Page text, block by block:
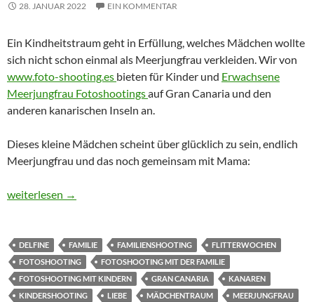
28. JANUAR 2022 EIN KOMMENTAR
Ein Kindheitstraum geht in Erfüllung, welches Mädchen wollte
sich nicht schon einmal als Meerjungfrau verkleiden. Wir von
www.foto-shooting.es bieten für Kinder und Erwachsene
Meerjungfrau Fotoshootingsauf Gran Canaria und den
anderen kanarischen Inseln an.
Dieses kleine Mädchen scheint über glücklich zu sein, endlich
Meerjungfrau und das noch gemeinsam mit Mama:
Meerjungfrau Fotoshooting für Kinder
weiterlesen →
DELFINE FAMILIE FAMILIENSHOOTING
FLITTERWOCHEN
FOTOSHOOTING
FOTOSHOOTING MIT DER FAMILIE
FOTOSHOOTING MIT KINDERN
GRAN CANARIA
KANAREN
KINDERSHOOTING
LIEBE MÄDCHENTRAUM
MEERJUNGFRAU